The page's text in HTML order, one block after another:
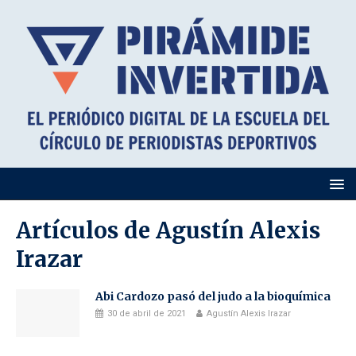
Artículos de Agustín Alexis
Irazar
Abi Cardozo pasó del judo a la bioquímica
30 de abril de 2021 Agustín Alexis Irazar